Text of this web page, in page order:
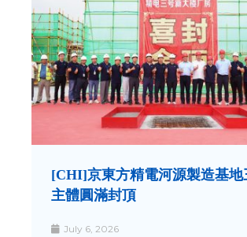
[CHI]京東方精電河源製造基地
主體圓滿封頂
July 6, 2026